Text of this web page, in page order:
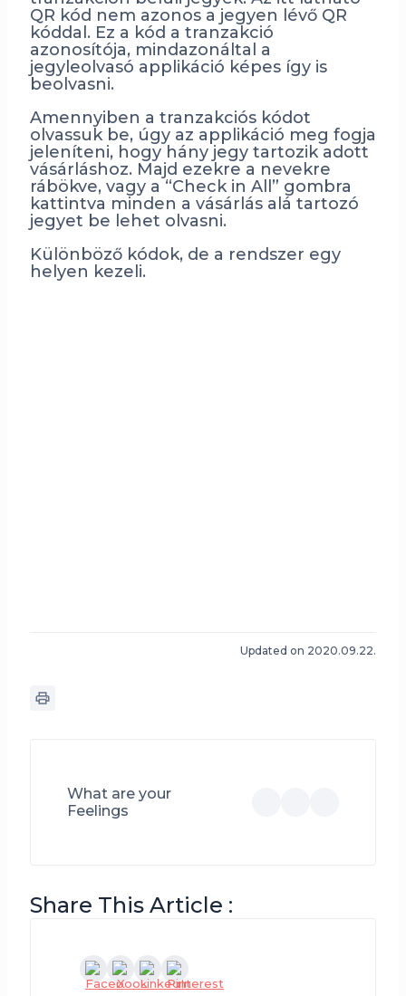
QR kód nem azonos a jegyen lévő QR
kóddal. Ez a kód a tranzakció
azonosítója, mindazonáltal a
jegyleolvasó applikáció képes így is
beolvasni.
Amennyiben a tranzakciós kódot
olvassuk be, úgy az applikáció meg fogja
jeleníteni, hogy hány jegy tartozik adott
vásárláshoz. Majd ezekre a nevekre
rábökve, vagy a “Check in All” gombra
kattintva minden a vásárlás alá tartozó
jegyet be lehet olvasni.
Különböző kódok, de a rendszer egy
helyen kezeli.
Updated on 2020.09.22.
What are your
Feelings
Share This Article :